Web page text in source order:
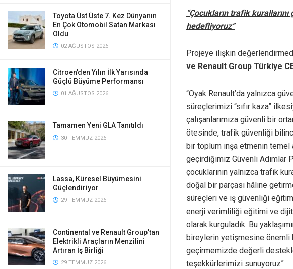
Toyota Üst Üste 7. Kez Dünyanın
En Çok Otomobil Satan Markası
Oldu
02 AĞUSTOS 2026
Citroen’den Yılın İlk Yarısında
Güçlü Büyüme Performansı
01 AĞUSTOS 2026
Tamamen Yeni GLA Tanıtıldı
30 TEMMUZ 2026
Lassa, Küresel Büyümesini
Güçlendiriyor
29 TEMMUZ 2026
Continental ve Renault Group’tan
Elektrikli Araçların Menzilini
Artıran İş Birliği
29 TEMMUZ 2026
“Çocukların trafik
hedefliyoruz”
Projeye ilişkin
ve Renault Group Türkiye
“Oyak Renault’da yalnızca
süreçlerimizi “sıfır kaza”
çalışanlarımıza güvenli bir
ötesinde, trafik güvenliği
bir toplum inşa etmenin temel
geçirdiğimiz Güvenli Adımlar
çocuklarının yalnızca trafik
doğal bir parçası hâline
süreçleri ve iş güvenliği
enerji verimliliği eğitimi ve
olarak kurguladık. Bu
bireylerin yetişmesine önemli
geçirmemizde değerli
teşekkürlerimizi sunuyoruz”